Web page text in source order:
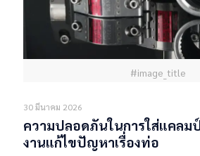
#image_title
30 มีนาคม 2026
ความปลอดภันในการใส่แคลม
งานแก้ไขปัญหาเรื่องท่อ